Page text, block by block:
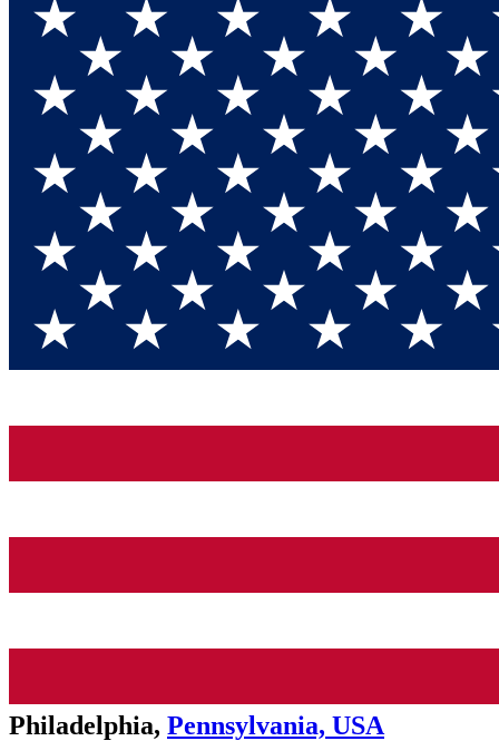
Philadelphia, Pennsylvania, USA